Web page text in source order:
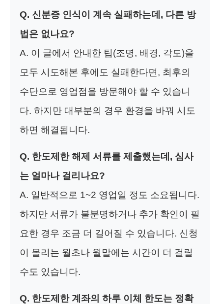
Q. 신분증 인식이 계속 실패하는데, 다른 방
법은 없나요?
A. 이 글에서 안내한 팁(조명, 배경, 각도)을
모두 시도해본 후에도 실패한다면, 최후의
수단으로 영업점을 방문해야 할 수 있습니
다. 하지만 대부분의 경우 환경을 바꿔 시도
하면 해결됩니다.
Q. 한도제한 해제 서류를 제출했는데, 심사
는 얼마나 걸리나요?
A. 일반적으로 1~2 영업일 정도 소요됩니다.
하지만 서류가 불분명하거나 추가 확인이 필
요한 경우 조금 더 길어질 수 있습니다. 신청
이 몰리는 월초나 월말에는 시간이 더 걸릴
수도 있습니다.
Q. 한도제한 계좌의 하루 이체 한도는 정확